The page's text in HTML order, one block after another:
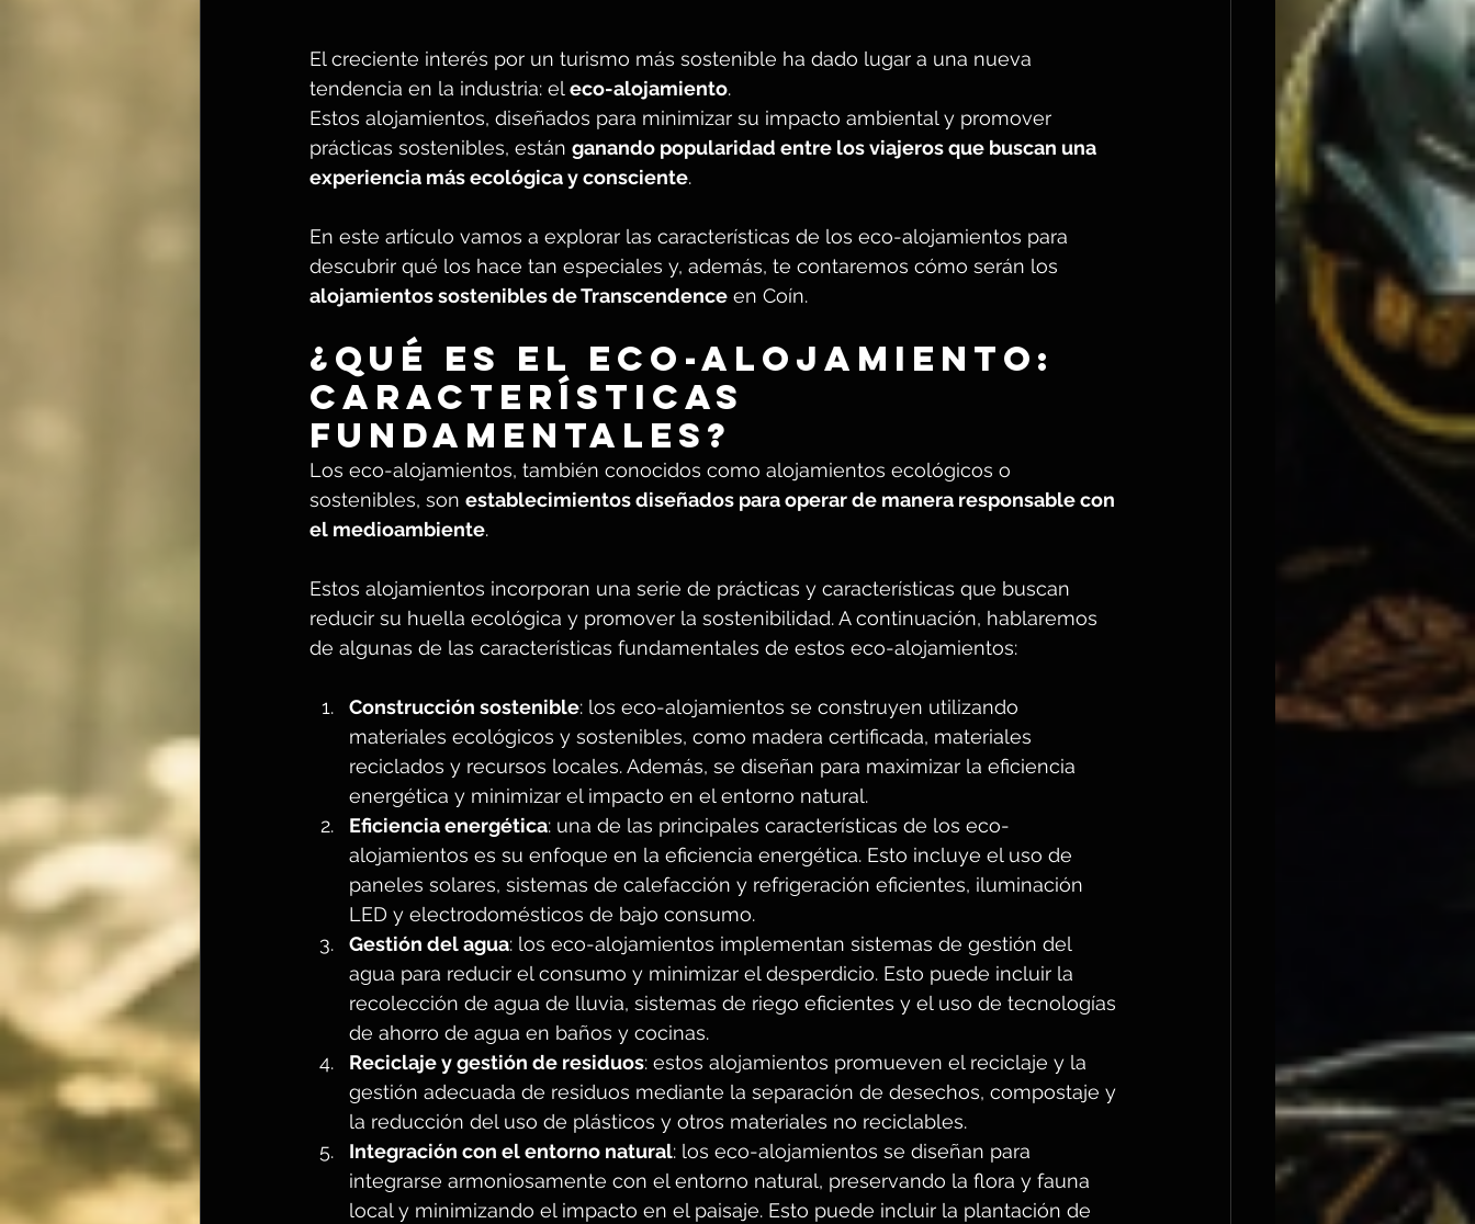
El creciente interés por un turismo más sostenible ha dado lugar a una nueva
tendencia en la industria: el eco-alojamiento.
Estos alojamientos, diseñados para minimizar su impacto ambiental y promover
prácticas sostenibles, están ganando popularidad entre los viajeros que buscan una
experiencia más ecológica y consciente.
En este artículo vamos a explorar las características de los eco-alojamientos para
descubrir qué los hace tan especiales y, además, te contaremos cómo serán los
alojamientos sostenibles de Transcendence en Coín.
¿Qué es el eco-alojamiento:
características
fundamentales?
Los eco-alojamientos, también conocidos como alojamientos ecológicos o
sostenibles, son establecimientos diseñados para operar de manera responsable con
el medioambiente.
Estos alojamientos incorporan una serie de prácticas y características que buscan
reducir su huella ecológica y promover la sostenibilidad. A continuación, hablaremos
de algunas de las características fundamentales de estos eco-alojamientos:
Construcción sostenible: los eco-alojamientos se construyen utilizando
materiales ecológicos y sostenibles, como madera certificada, materiales
reciclados y recursos locales. Además, se diseñan para maximizar la eficiencia
energética y minimizar el impacto en el entorno natural.
Eficiencia energética: una de las principales características de los eco-
alojamientos es su enfoque en la eficiencia energética. Esto incluye el uso de
paneles solares, sistemas de calefacción y refrigeración eficientes, iluminación
LED y electrodomésticos de bajo consumo.
Gestión del agua: los eco-alojamientos implementan sistemas de gestión del
agua para reducir el consumo y minimizar el desperdicio. Esto puede incluir la
recolección de agua de lluvia, sistemas de riego eficientes y el uso de tecnologías
de ahorro de agua en baños y cocinas.
Reciclaje y gestión de residuos: estos alojamientos promueven el reciclaje y la
gestión adecuada de residuos mediante la separación de desechos, compostaje y
la reducción del uso de plásticos y otros materiales no reciclables.
Integración con el entorno natural: los eco-alojamientos se diseñan para
integrarse armoniosamente con el entorno natural, preservando la flora y fauna
local y minimizando el impacto en el paisaje. Esto puede incluir la plantación de